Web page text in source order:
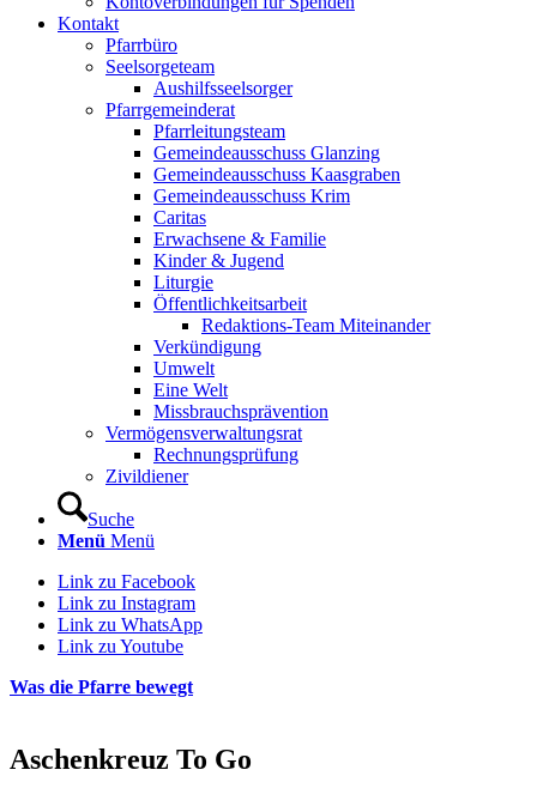
Kontakt
Pfarrbüro
Seelsorgeteam
Aushilfsseelsorger
Pfarrgemeinderat
Pfarrleitungsteam
Gemeindeausschuss Glanzing
Gemeindeausschuss Kaasgraben
Gemeindeausschuss Krim
Caritas
Erwachsene & Familie
Kinder & Jugend
Liturgie
Öffentlichkeitsarbeit
Redaktions-Team Miteinander
Verkündigung
Umwelt
Eine Welt
Missbrauchsprävention
Vermögensverwaltungsrat
Rechnungsprüfung
Zivildiener
Suche
Menü Menü
Link zu Facebook
Link zu Instagram
Link zu WhatsApp
Link zu Youtube
Was die Pfarre bewegt
Aschenkreuz To Go